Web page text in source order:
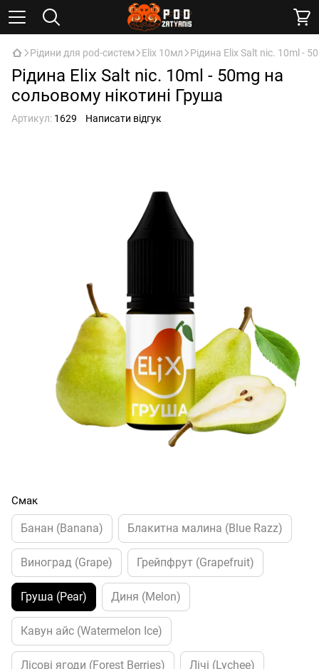
Рідини для pod-систем Elix 10мл Рідина Elix Salt nic. 10ml -
Рідина Elix Salt nic. 10ml - 50mg на
сольовому нікотині Груша
Артикул: 1629 Написати відгук
Смак
Банан (Banana) Блакитна малина (Blue Razz)
Виноград (Grape) Грейпфрут (Grapefruit)
Груша (Pear) Диня (Melon)
Кавун айс (Watermelon Ice)
Лісові ягоди (Forest Berries) Лічі (Lychee)